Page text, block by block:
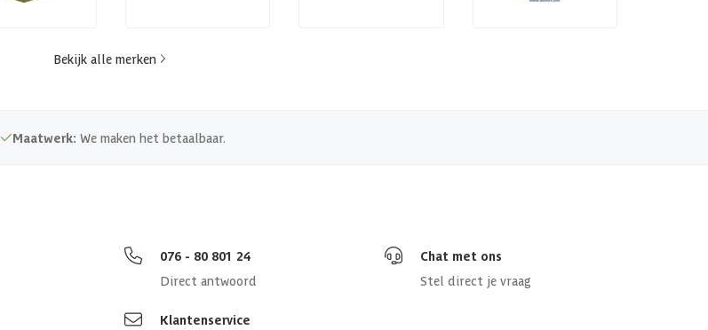
Bekijk alle merken
Maatwerk: We maken het betaalbaar.
076 - 80 801 24
Direct antwoord
Chat met ons
Stel direct je vraag
Klantenservice